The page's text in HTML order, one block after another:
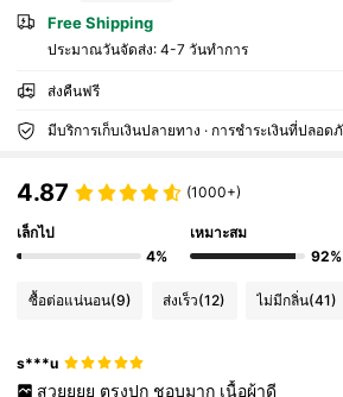
Free Shipping
ประมาณวันจัดส่ง: 4-7 วันทำการ
ส่งคืนฟรี
4.87 (1000+)
เล็กไป
4%
เหมาะสม
92%
ซื้อต่อแน่นอน(9) ส่งเร็ว(12) ไม่มีกลิ่น(41)
s***u
สวยยยย ตรงปก ชอบมาก เนื้อผ้าดี